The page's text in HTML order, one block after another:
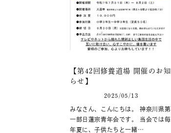
【第42回修養道場 開催のお知
らせ】
2025/05/13
みなさん、こんにちは。 神奈川県第
一部日蓮宗青年会です。 当会では毎
年夏に、子供たちと一緒…